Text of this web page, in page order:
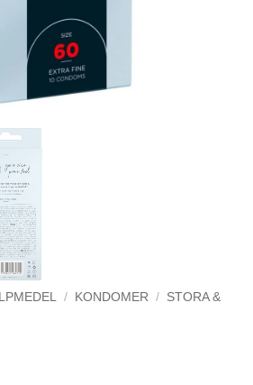
/ KONDOMER / STORA &